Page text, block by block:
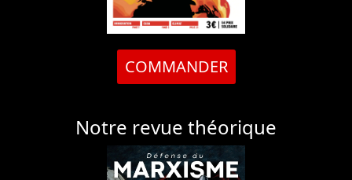
COMMANDER
Notre revue théorique